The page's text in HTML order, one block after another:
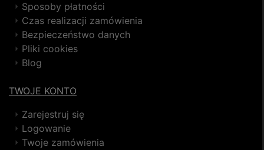
Sposoby płatności
Czas realizacji zamówienia
Bezpieczeństwo danych
Pliki cookies
Blog
TWOJE KONTO
Zarejestruj się
Logowanie
Twoje zamówienia